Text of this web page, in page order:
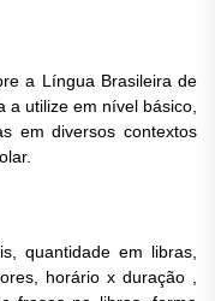
a Língua Brasileira de
a utilize em nível básico,
em diversos contextos
quantidade em libras,
horário x duração ,